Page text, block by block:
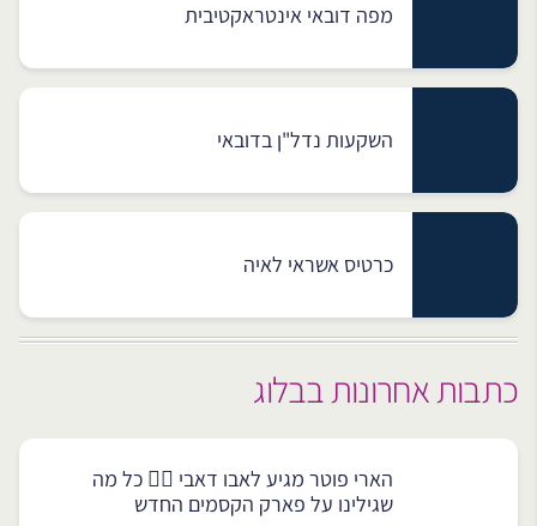
מפה דובאי אינטראקטיבית
השקעות נדל"ן בדובאי
כרטיס אשראי לאיה
כתבות אחרונות בבלוג
הארי פוטר מגיע לאבו דאבי 🧙‍♂️ כל מה
שגילינו על פארק הקסמים החדש